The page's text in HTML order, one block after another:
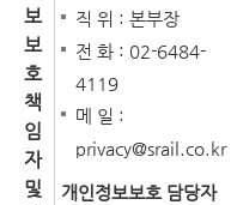
보
보
호
책
임
자
및
직 위 : 본부장
전 화 : 02-6484-
4119
메 일 :
privacy@srail.co.kr
개인정보보호 담당자